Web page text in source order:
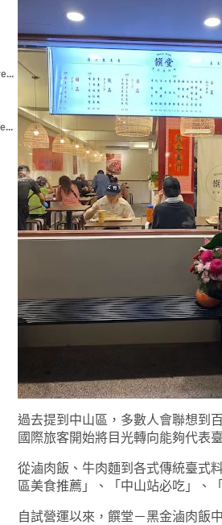
過去提到中山區，多數人會聯想到
國際旅客開始將目光轉向能夠代表
從滷肉飯、牛肉麵到各式傳統臺式
區美食推薦」、「中山站必吃」、
自試營運以來，饌堂－黑金滷肉飯